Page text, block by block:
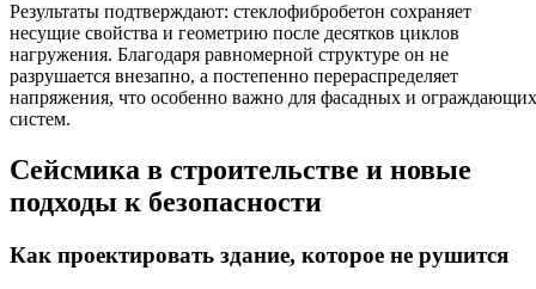
Результаты подтверждают: стеклофибробетон сохраняет
несущие свойства и геометрию после десятков циклов
нагружения. Благодаря равномерной структуре он не
разрушается внезапно, а постепенно перераспределяет
напряжения, что особенно важно для фасадных и ограждающих
систем.
Сейсмика в строительстве и новые
подходы к безопасности
Как проектировать здание, которое не рушится